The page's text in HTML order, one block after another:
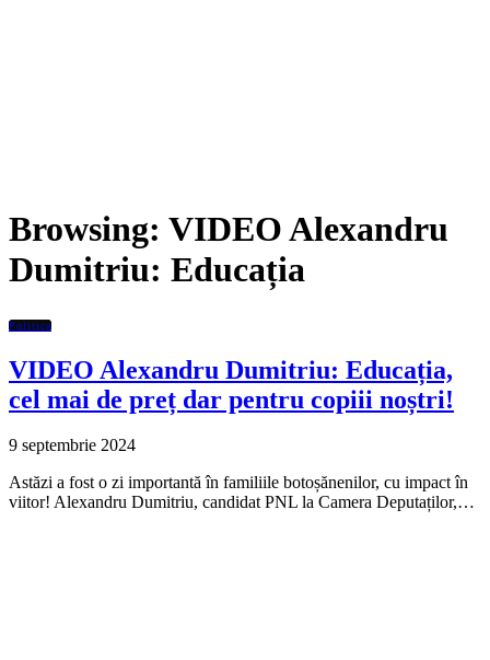
Browsing: VIDEO Alexandru
Dumitriu: Educația
Politica
VIDEO Alexandru Dumitriu: Educația,
cel mai de preț dar pentru copiii noștri!
9 septembrie 2024
Astăzi a fost o zi importantă în familiile botoșănenilor, cu impact în
viitor! Alexandru Dumitriu, candidat PNL la Camera Deputaților,…